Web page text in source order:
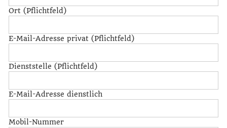
Ort (Pflichtfeld)
E-Mail-Adresse privat (Pflichtfeld)
Dienststelle (Pflichtfeld)
E-Mail-Adresse dienstlich
Mobil-Nummer